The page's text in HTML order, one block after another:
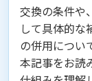
交換の条件や
して具体的な
の併用につい
本記事をお読